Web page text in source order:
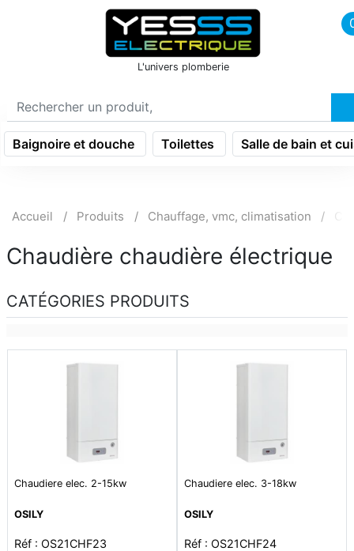
icon menu burger
L'univers plomberie
Baignoire et douche Toilettes Salle de bain et
Accueil Produits Chauffage, vmc, climatisation
Chaudière chaudière électrique
CATÉGORIES PRODUITS
Chaudiere elec. 2-15kw
OSILY
Réf : OS21CHF23
Chaudiere elec. 3-18kw
OSILY
Réf : OS21CHF24